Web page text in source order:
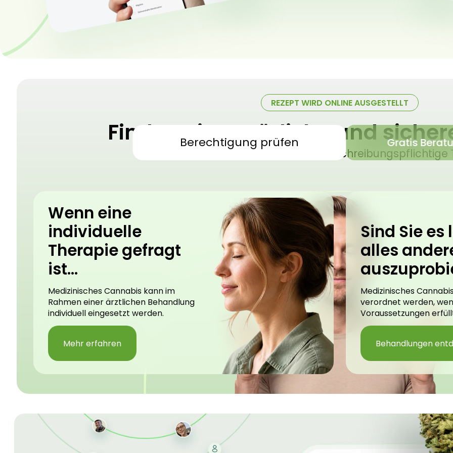
REZEPT WIRD ONLINE AUSGESTELLT
Finden Sie natürliche und
Medizinisches Cannabis – verschreibungspflichtige
Berechtigung prüfen Gratis
Wenn eine
individuelle
Therapie gefragt
ist...
Medizinisches Cannabis kann im
Rahmen einer ärztlichen Behandlung
individuell eingesetzt werden.
Mehr erfahren
Sind Sie es
alles
Medizinisches
verordnet werden,
Voraussetzungen
Behandlungen